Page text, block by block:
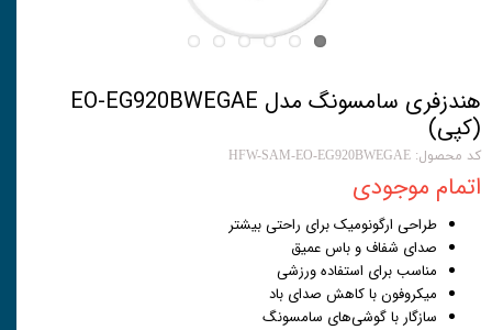
هندزفری سامسونگ مدل EO-EG920BWEGAE
(کپی)
کد محصول: HFW-SAM-EO-EG920BWEGAE
اتمام موجودی
طراحی ارگونومیک برای راحتی بیشتر
صدای شفاف و باس عمیق
مناسب برای استفاده ورزشی
میکروفون با کاهش صدای باد
سازگار با گوشی‌های سامسونگ